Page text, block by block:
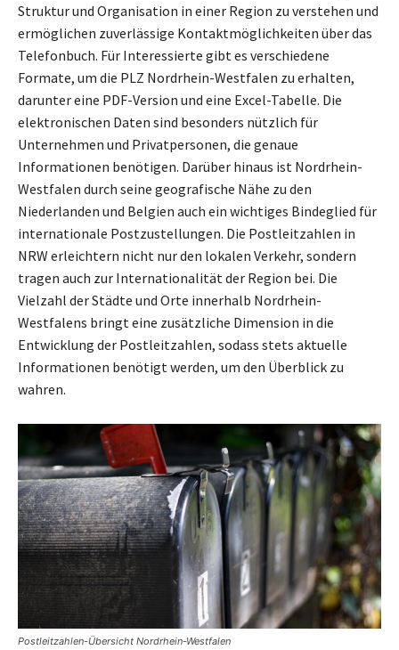
Struktur und Organisation in einer Region zu verstehen und
ermöglichen zuverlässige Kontaktmöglichkeiten über das
Telefonbuch. Für Interessierte gibt es verschiedene
Formate, um die PLZ Nordrhein-Westfalen zu erhalten,
darunter eine PDF-Version und eine Excel-Tabelle. Die
elektronischen Daten sind besonders nützlich für
Unternehmen und Privatpersonen, die genaue
Informationen benötigen. Darüber hinaus ist Nordrhein-
Westfalen durch seine geografische Nähe zu den
Niederlanden und Belgien auch ein wichtiges Bindeglied für
internationale Postzustellungen. Die Postleitzahlen in
NRW erleichtern nicht nur den lokalen Verkehr, sondern
tragen auch zur Internationalität der Region bei. Die
Vielzahl der Städte und Orte innerhalb Nordrhein-
Westfalens bringt eine zusätzliche Dimension in die
Entwicklung der Postleitzahlen, sodass stets aktuelle
Informationen benötigt werden, um den Überblick zu
wahren.
Postleitzahlen-Übersicht Nordrhein-Westfalen